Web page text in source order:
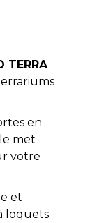
TERRA
en
met
votre
et
loquets